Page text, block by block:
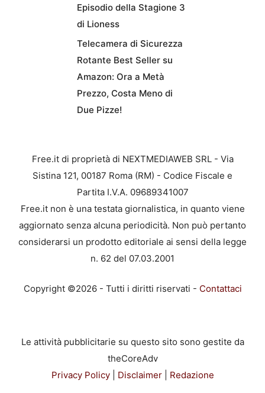
Episodio della Stagione 3
di Lioness
Telecamera di Sicurezza
Rotante Best Seller su
Amazon: Ora a Metà
Prezzo, Costa Meno di
Due Pizze!
Free.it di proprietà di NEXTMEDIAWEB SRL - Via
Sistina 121, 00187 Roma (RM) - Codice Fiscale e
Partita I.V.A. 09689341007
Free.it non è una testata giornalistica, in quanto viene
aggiornato senza alcuna periodicità. Non può pertanto
considerarsi un prodotto editoriale ai sensi della legge
n. 62 del 07.03.2001
Copyright ©2026 - Tutti i diritti riservati - Contattaci
Le attività pubblicitarie su questo sito sono gestite da
theCoreAdv
Privacy Policy| Disclaimer| Redazione